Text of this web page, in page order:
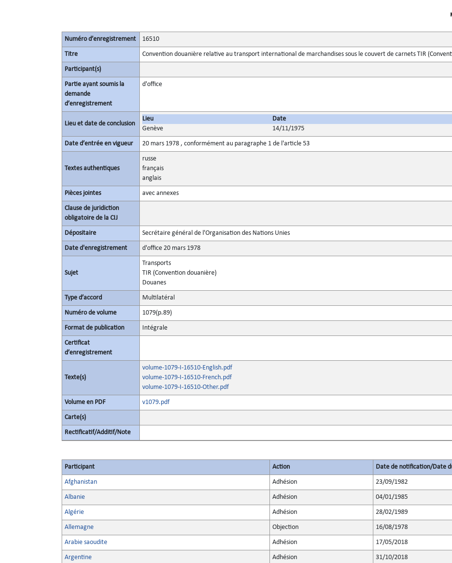
Numéro d’enregistrement 16510
Titre Convention douanière relative au transport international de marchandises sous le couvert de carnets TIR
Participant(s)
Partie ayant soumis la
demande
d’enregistrement
d'office
Lieu et date de conclusion
Lieu
Date
Genève
14/11/1975
Date d’entrée en vigueur 20 mars 1978 , conformément au paragraphe 1 de l'article 53
Textes authentiques
russe
français
anglais
Pièces jointes avec annexes
Clause de juridiction
obligatoire de la CIJ
Dépositaire Secrétaire général de l'Organisation des Nations Unies
Date d'enregistrement d'office 20 mars 1978
Sujet
Transports
TIR (Convention douanière)
Douanes
Type d’accord Multilatéral
Numéro de volume 1079(p.89)
Format de publication Intégrale
Certificat
d’enregistrement
Texte(s)
volume-1079-I-16510-English.pdf
volume-1079-I-16510-French.pdf
volume-1079-I-16510-Other.pdf
Volume en PDF v1079.pdf
Carte(s)
Rectificatif/Additif/Note
Participant Action Date de notification/Date
Afghanistan Adhésion 23/09/1982
Albanie Adhésion 04/01/1985
Algérie Adhésion 28/02/1989
Allemagne Objection 16/08/1978
Arabie saoudite Adhésion 17/05/2018
Argentine Adhésion 31/10/2018